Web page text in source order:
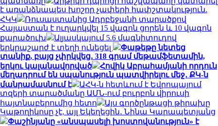
է առանձնապես խոշոր չափերի հափշտակություն.
ՀԿԿ
Ռուսաստանից Ադրբեջանի տարածքով
Հայաստան է ուղարկվել 15 վագոն ցորեն և 10 վագոն
քարածուխ
Ալյասկայում 5.6 մագնիտուդով
երկրաշարժ է տեղի ունեցել
Փաթեթը նետեց
տանիք, բայց չփրկվեց․ 318 գրամ մեթամֆետամին,
երկու կալանավորված
Հովիկ Աբրահամյանի որդուն
մեղադրում են սպանություն պատվիրելու մեջ․ ՔԿ-ն
մանրամասնում է
ԱՀԿ-ն հետևում է Եվրոպայում
տզերի տարածմանը ԱՄՆ-ում բուրբոն վիրուսի
հայտնաբերումից հետո
Այս գործընթացի թիրախը
Կաթողիկոսը չէ, այլ Եկեղեցին․ Նինա Կարապետյանց
Փաշինյանը «անսպասելի խոստովանություն» է